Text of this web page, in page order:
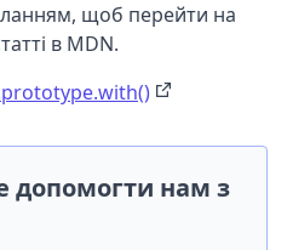
щоб перейти на
в MDN.
допомогти нам з